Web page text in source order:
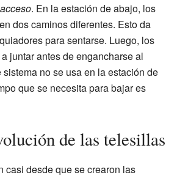
. En la estación de abajo, los
dos caminos diferentes. Esto da
para sentarse. Luego, los
juntar antes de engancharse al
no se usa en la estación de
que se necesita para bajar es
de las telesillas
casi desde que se crearon las